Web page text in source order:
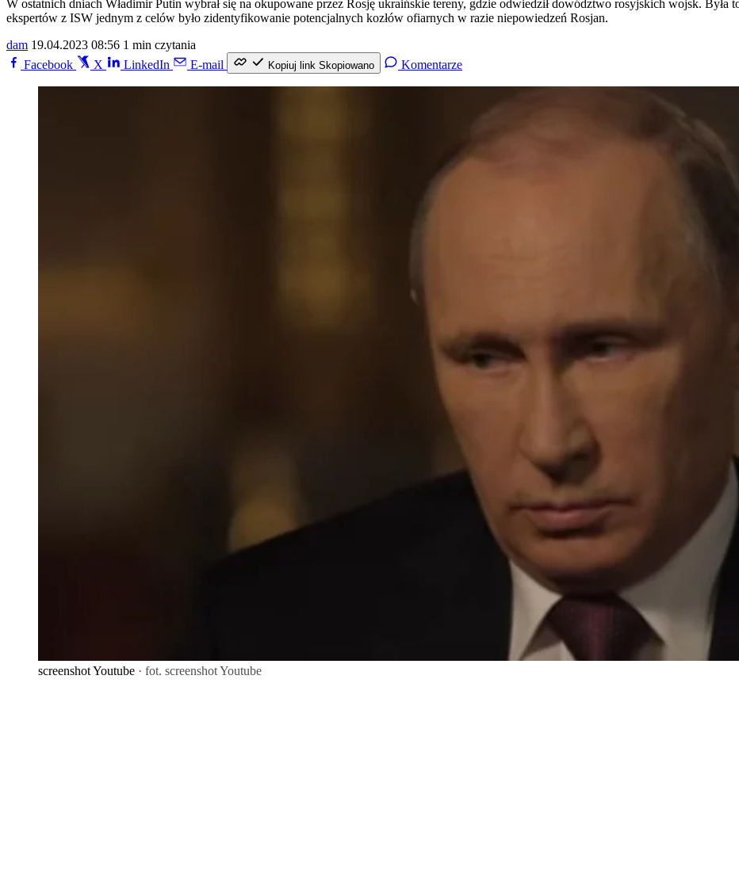
W ostatnich dniach Władimir Putin wybrał się na okupowane przez Rosję ukraińskie tereny, gdzie odwiedził dowództwo rosyjskich wojsk.
ekspertów z ISW jednym z celów było zidentyfikowanie potencjalnych kozłów ofiarnych w razie niepowiedzeń Rosjan.
dam 19.04.2023 08:56 1 min czytania
Facebook
X LinkedIn E-mail Kopiuj link Skopiowano Komentarze
screenshot Youtube · fot. screenshot Youtube